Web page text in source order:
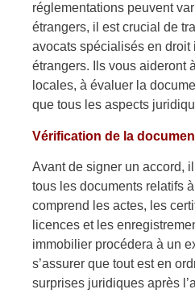
réglementations peuvent
étrangers, il est crucial de
avocats spécialisés en droit
étrangers. Ils vous aideront
locales, à évaluer la
que tous les aspects
Vérification de la
Avant de signer un accord,
tous les documents relatifs
comprend les actes, les
licences et les
immobilier procédera à un
s’assurer que tout est en
surprises juridiques après